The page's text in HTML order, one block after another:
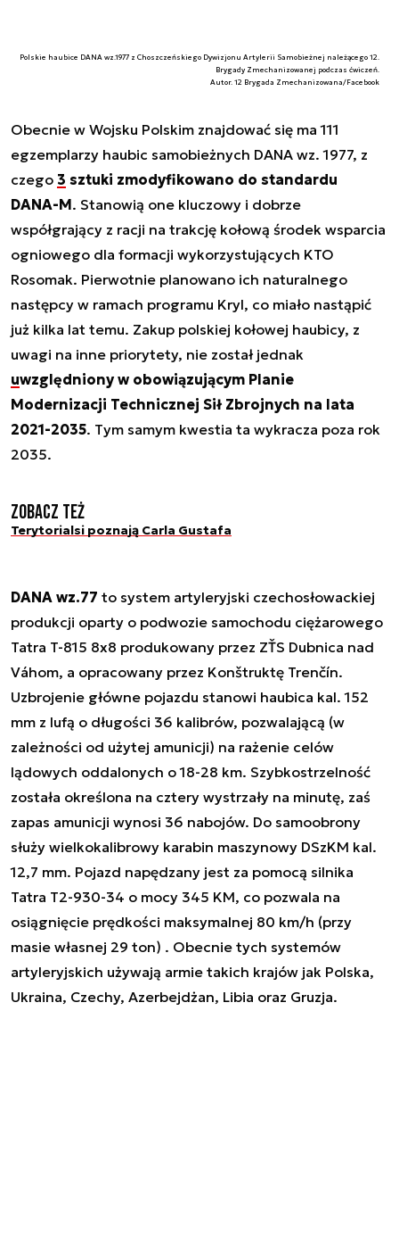
Polskie haubice DANA wz.1977 z Choszczeńskiego Dywizjonu Artylerii Samobieżnej należącego 12.
Brygady Zmechanizowanej podczas ćwiczeń.
Autor. 12 Brygada Zmechanizowana/Facebook
Obecnie w Wojsku Polskim znajdować się ma 111
egzemplarzy haubic samobieżnych DANA wz. 1977, z
czego 3 sztuki zmodyfikowano do standardu
DANA-M. Stanowią one kluczowy i dobrze
współgrający z racji na trakcję kołową środek wsparcia
ogniowego dla formacji wykorzystujących KTO
Rosomak. Pierwotnie planowano ich naturalnego
następcy w ramach programu Kryl, co miało nastąpić
już kilka lat temu. Zakup polskiej kołowej haubicy, z
uwagi na inne priorytety, nie został jednak
uwzględniony w obowiązującym Planie
Modernizacji Technicznej Sił Zbrojnych na lata
2021-2035. Tym samym kwestia ta wykracza poza rok
2035.
Zobacz też
Terytorialsi poznają Carla Gustafa
DANA wz.77 to system artyleryjski czechosłowackiej
produkcji oparty o podwozie samochodu ciężarowego
Tatra T-815 8x8 produkowany przez ZŤS Dubnica nad
Váhom, a opracowany przez Konštruktę Trenčín.
Uzbrojenie główne pojazdu stanowi haubica kal. 152
mm z lufą o długości 36 kalibrów, pozwalającą (w
zależności od użytej amunicji) na rażenie celów
lądowych oddalonych o 18-28 km. Szybkostrzelność
została określona na cztery wystrzały na minutę, zaś
zapas amunicji wynosi 36 nabojów. Do samoobrony
służy wielkokalibrowy karabin maszynowy DSzKM kal.
12,7 mm. Pojazd napędzany jest za pomocą silnika
Tatra T2-930-34 o mocy 345 KM, co pozwala na
osiągnięcie prędkości maksymalnej 80 km/h (przy
masie własnej 29 ton) . Obecnie tych systemów
artyleryjskich używają armie takich krajów jak Polska,
Ukraina, Czechy, Azerbejdżan, Libia oraz Gruzja.